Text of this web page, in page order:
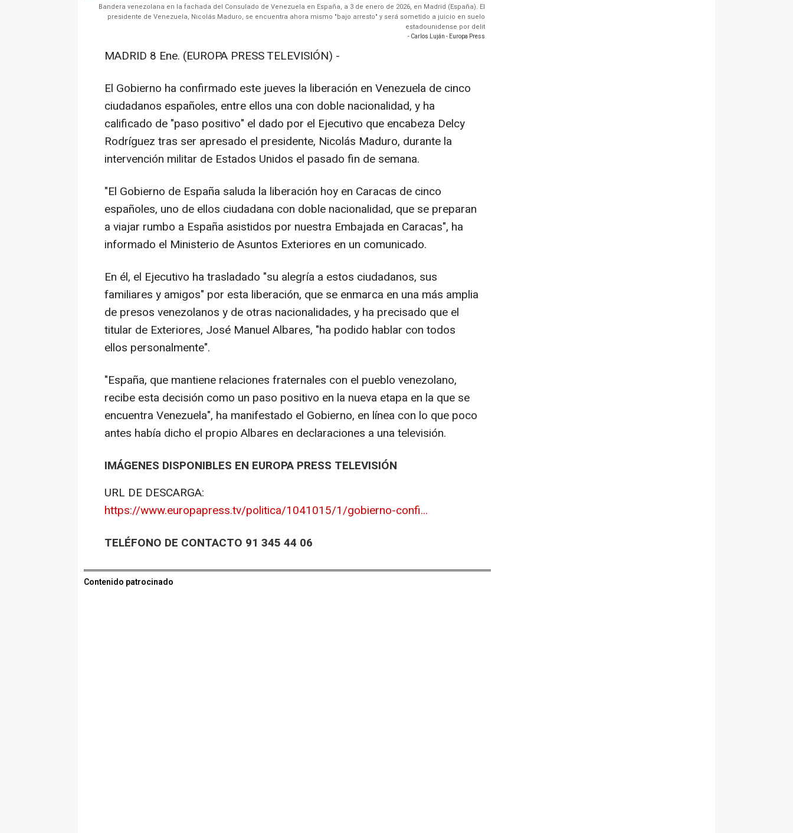
Bandera venezolana en la fachada del Consulado de Venezuela en España, a 3 de enero de 2026, en Madrid (España). El
presidente de Venezuela, Nicolás Maduro, se encuentra ahora mismo "bajo arresto" y será sometido a juicio en suelo
estadounidense por delit
- Carlos Luján - Europa Press
MADRID 8 Ene. (EUROPA PRESS TELEVISIÓN) -
El Gobierno ha confirmado este jueves la liberación en Venezuela de cinco
ciudadanos españoles, entre ellos una con doble nacionalidad, y ha
calificado de "paso positivo" el dado por el Ejecutivo que encabeza Delcy
Rodríguez tras ser apresado el presidente, Nicolás Maduro, durante la
intervención militar de Estados Unidos el pasado fin de semana.
"El Gobierno de España saluda la liberación hoy en Caracas de cinco
españoles, uno de ellos ciudadana con doble nacionalidad, que se preparan
a viajar rumbo a España asistidos por nuestra Embajada en Caracas", ha
informado el Ministerio de Asuntos Exteriores en un comunicado.
En él, el Ejecutivo ha trasladado "su alegría a estos ciudadanos, sus
familiares y amigos" por esta liberación, que se enmarca en una más amplia
de presos venezolanos y de otras nacionalidades, y ha precisado que el
titular de Exteriores, José Manuel Albares, "ha podido hablar con todos
ellos personalmente".
"España, que mantiene relaciones fraternales con el pueblo venezolano,
recibe esta decisión como un paso positivo en la nueva etapa en la que se
encuentra Venezuela", ha manifestado el Gobierno, en línea con lo que poco
antes había dicho el propio Albares en declaraciones a una televisión.
IMÁGENES DISPONIBLES EN EUROPA PRESS TELEVISIÓN
URL DE DESCARGA:
https://www.europapress.tv/politica/1041015/1/gobierno-confi...
TELÉFONO DE CONTACTO 91 345 44 06
Contenido patrocinado